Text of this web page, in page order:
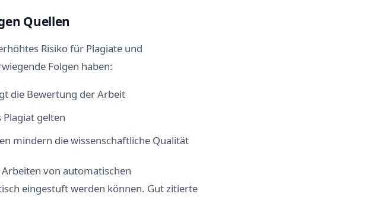
Quellen
Risiko für Plagiate und
Folgen haben:
die Bewertung der Arbeit
gelten
mindern die wissenschaftliche Qualität
von automatischen
eingestuft werden können. Gut zitierte